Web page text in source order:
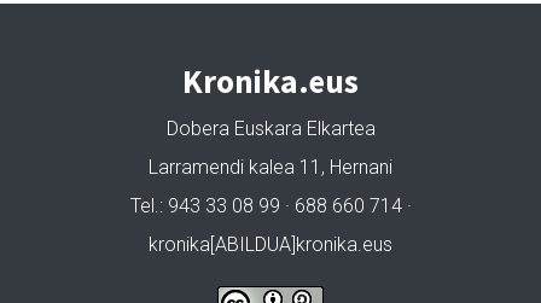
Kronika.eus
Dobera Euskara Elkartea
Larramendi kalea 11, Hernani
Tel.: 943 33 08 99 · 688 660 714 ·
kronika[ABILDUA]kronika.eus